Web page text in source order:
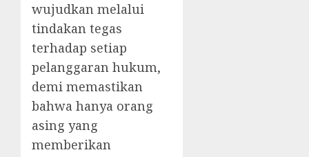
wujudkan melalui
tindakan tegas
terhadap setiap
pelanggaran hukum,
demi memastikan
bahwa hanya orang
asing yang
memberikan